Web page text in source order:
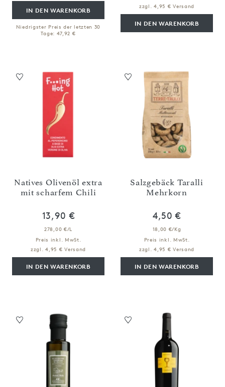
IN DEN WARENKORB
Niedrigster Preis der letzten 30
Tage: 47,92 €
zzgl. 4,95 € Versand
IN DEN WARENKORB
Natives Olivenöl extra
mit scharfem Chili
13,90 €
278,00 €/L
Preis inkl. MwSt.
zzgl. 4,95 € Versand
IN DEN WARENKORB
Salzgebäck Taralli
Mehrkorn
4,50 €
18,00 €/Kg
Preis inkl. MwSt.
zzgl. 4,95 € Versand
IN DEN WARENKORB